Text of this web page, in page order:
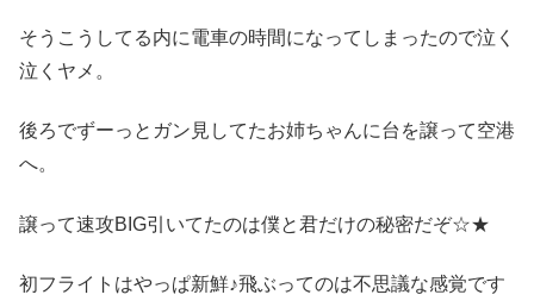
そうこうしてる内に電車の時間になってしまったので泣く
泣くヤメ。
後ろでずーっとガン見してたお姉ちゃんに台を譲って空港
へ。
譲って速攻BIG引いてたのは僕と君だけの秘密だぞ☆★
初フライトはやっぱ新鮮♪飛ぶってのは不思議な感覚です